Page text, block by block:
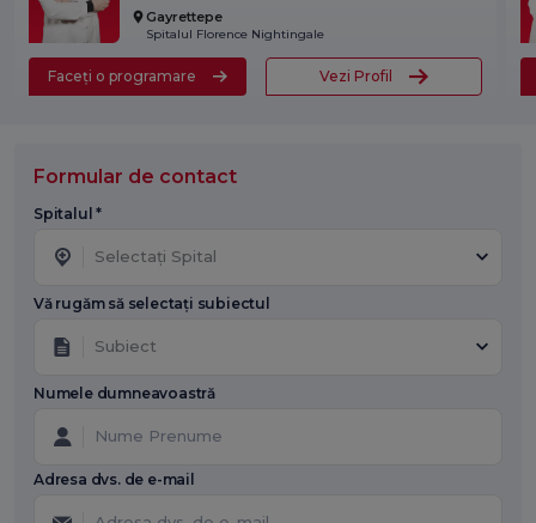
Gayrettepe
Spitalul Florence Nightingale
Faceți o programare Vezi Profil
Formular de contact
Spitalul *
Selectați Spital
Vă rugăm să selectați subiectul
Subiect
Numele dumneavoastră
Adresa dvs. de e-mail